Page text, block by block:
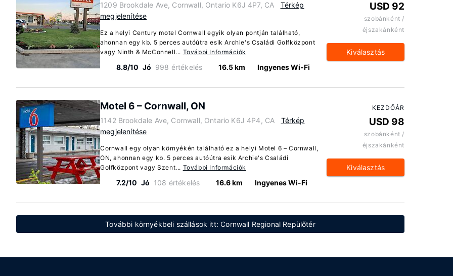
1209 Brookdale Ave, Cornwall, Ontario K6J 4P7, CA
Térkép
megjelenítése
Ez a helyi Century motel Cornwall egyik olyan pontján található,
ahonnan egy kb. 5 perces autóútra esik Archie's Családi Golfközpont
vagy Ninth & McConnell... További Információk
8.8/10 Jó 998 értékelés 16.5 km Ingyenes Wi-Fi
USD 92
szobánként /
éjszakánként
Kiválasztás
Motel 6 – Cornwall, ON
1142 Brookdale Ave, Cornwall, Ontario K6J 4P4, CA
Térkép
megjelenítése
Cornwall egy olyan környékén található ez a helyi Motel 6 – Cornwall,
ON, ahonnan egy kb. 5 perces autóútra esik Archie's Családi
Golfközpont vagy Szent... További Információk
7.2/10 Jó 108 értékelés 16.6 km Ingyenes Wi-Fi
KEZDŐÁR
USD 98
szobánként /
éjszakánként
Kiválasztás
További környékbeli szállások itt: Cornwall Regional Repülőtér